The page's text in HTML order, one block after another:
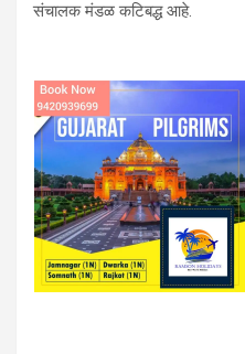
संचालक मंडळ कटिबद्ध आहे.